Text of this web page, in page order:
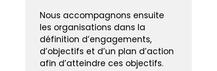
Nous accompagnons ensuite
les organisations dans la
définition d’engagements,
d’objectifs et d’un plan d’action
afin d’atteindre ces objectifs.